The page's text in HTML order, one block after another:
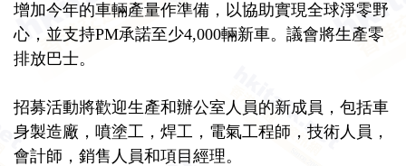
增加今年的車輛產量作準備，以協助實現全球淨零野
心，並支持PM承諾至少4,000輛新車。議會將生產零
排放巴士。
招募活動將歡迎生產和辦公室人員的新成員，包括車
身製造廠，噴塗工，焊工，電氣工程師，技術人員，
會計師，銷售人員和項目經理。